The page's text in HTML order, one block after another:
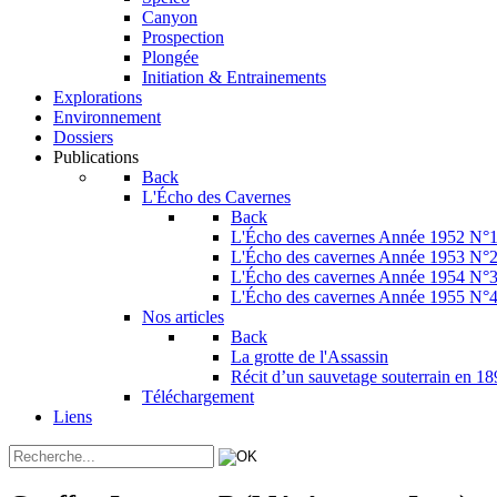
Canyon
Prospection
Plongée
Initiation & Entrainements
Explorations
Environnement
Dossiers
Publications
Back
L'Écho des Cavernes
Back
L'Écho des cavernes Année 1952 N°1
L'Écho des cavernes Année 1953 N°2
L'Écho des cavernes Année 1954 N°3
L'Écho des cavernes Année 1955 N°4
Nos articles
Back
La grotte de l'Assassin
Récit d’un sauvetage souterrain en
Téléchargement
Liens